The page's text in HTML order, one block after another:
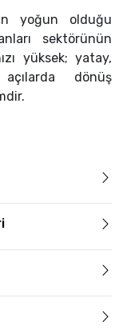
yoğun olduğu
sektörünün
yüksek; yatay,
dönüş